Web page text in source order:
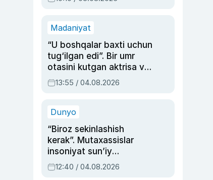
Madaniyat
“U boshqalar baxti uchun
tug‘ilgan edi”. Bir umr
otasini kutgan aktrisa va
dublyaj ustasi Rimma
Ahmedovaning
13:55 / 04.08.2026
Dunyo
“Biroz sekinlashish
kerak”. Mutaxassislar
insoniyat sun’iy
intellektni boshqara
olmay qolishidan xavotir
12:40 / 04.08.2026